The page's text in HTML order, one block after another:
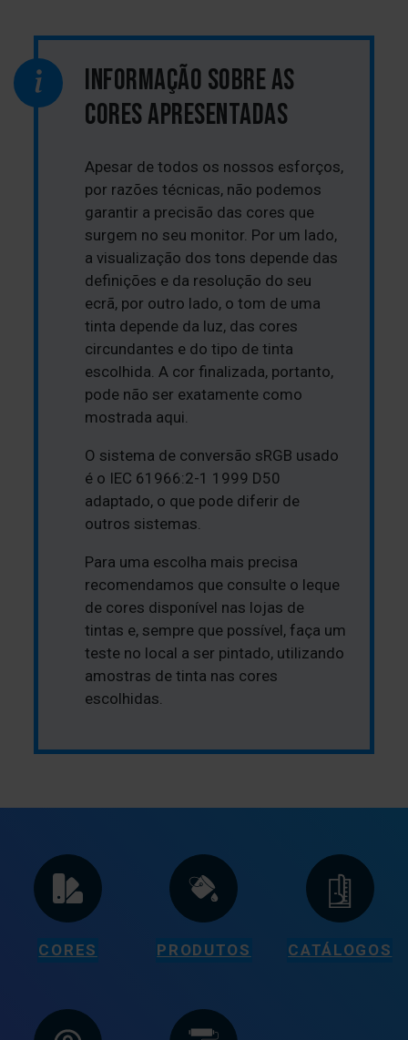
INFORMAÇÃO SOBRE AS
CORES APRESENTADAS
Apesar de todos os nossos esforços,
por razões técnicas, não podemos
garantir a precisão das cores que
surgem no seu monitor. Por um lado,
a visualização dos tons depende das
definições e da resolução do seu
ecrã, por outro lado, o tom de uma
tinta depende da luz, das cores
circundantes e do tipo de tinta
escolhida. A cor finalizada, portanto,
pode não ser exatamente como
mostrada aqui.
O sistema de conversão sRGB usado
é o IEC 61966:2-1 1999 D50
adaptado, o que pode diferir de
outros sistemas.
Para uma escolha mais precisa
recomendamos que consulte o leque
de cores disponível nas lojas de
tintas e, sempre que possível, faça um
teste no local a ser pintado, utilizando
amostras de tinta nas cores
escolhidas.
CORES PRODUTOS CATÁLOGOS